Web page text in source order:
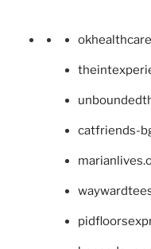
catfriends-